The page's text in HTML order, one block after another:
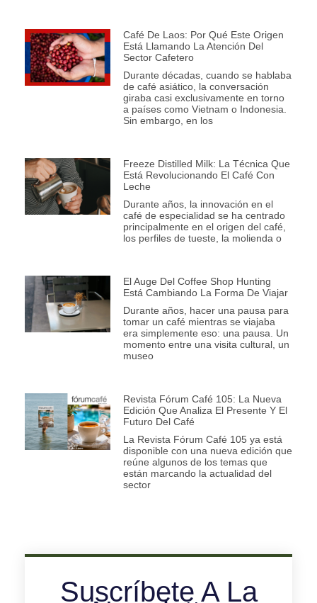
Café De Laos: Por Qué Este Origen
Está Llamando La Atención Del
Sector Cafetero
Durante décadas, cuando se hablaba
de café asiático, la conversación
giraba casi exclusivamente en torno
a países como Vietnam o Indonesia.
Sin embargo, en los
Freeze Distilled Milk: La Técnica Que
Está Revolucionando El Café Con
Leche
Durante años, la innovación en el
café de especialidad se ha centrado
principalmente en el origen del café,
los perfiles de tueste, la molienda o
El Auge Del Coffee Shop Hunting
Está Cambiando La Forma De Viajar
Durante años, hacer una pausa para
tomar un café mientras se viajaba
era simplemente eso: una pausa. Un
momento entre una visita cultural, un
museo
Revista Fórum Café 105: La Nueva
Edición Que Analiza El Presente Y El
Futuro Del Café
La Revista Fórum Café 105 ya está
disponible con una nueva edición que
reúne algunos de los temas que
están marcando la actualidad del
sector
Suscríbete A La